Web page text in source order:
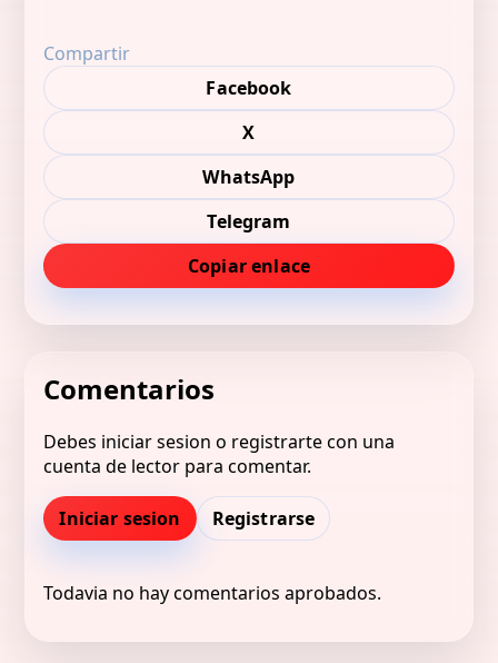
Compartir
Facebook
X
WhatsApp
Telegram
Copiar enlace
Comentarios
Debes iniciar sesion o registrarte con una
cuenta de lector para comentar.
Iniciar sesion Registrarse
Todavia no hay comentarios aprobados.